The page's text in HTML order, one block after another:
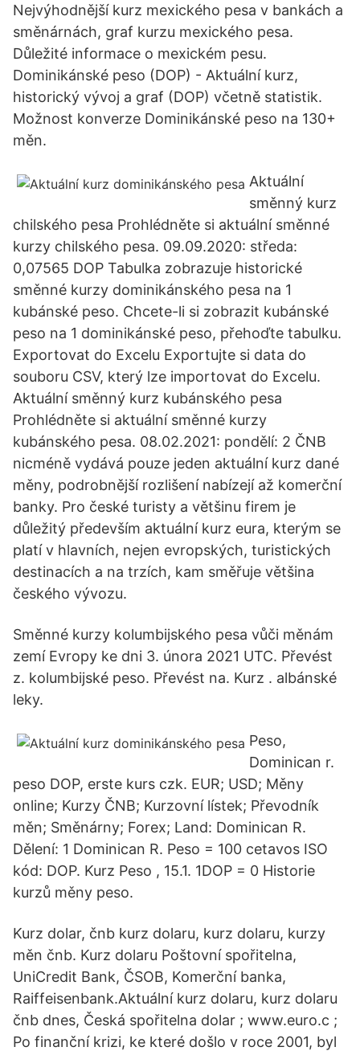
Nejvýhodnější kurz mexického pesa v bankách a
směnárnách, graf kurzu mexického pesa.
Důležité informace o mexickém pesu.
Dominikánské peso (DOP) - Aktuální kurz,
historický vývoj a graf (DOP) včetně statistik.
Možnost konverze Dominikánské peso na 130+
měn.
Aktuální
směnný kurz
chilského pesa Prohlédněte si aktuální směnné
kurzy chilského pesa. 09.09.2020: středa:
0,07565 DOP Tabulka zobrazuje historické
směnné kurzy dominikánského pesa na 1
kubánské peso. Chcete-li si zobrazit kubánské
peso na 1 dominikánské peso, přehoďte tabulku.
Exportovat do Excelu Exportujte si data do
souboru CSV, který lze importovat do Excelu.
Aktuální směnný kurz kubánského pesa
Prohlédněte si aktuální směnné kurzy
kubánského pesa. 08.02.2021: pondělí: 2 ČNB
nicméně vydává pouze jeden aktuální kurz dané
měny, podrobnější rozlišení nabízejí až komerční
banky. Pro české turisty a většinu firem je
důležitý především aktuální kurz eura, kterým se
platí v hlavních, nejen evropských, turistických
destinacích a na trzích, kam směřuje většina
českého vývozu.
Směnné kurzy kolumbijského pesa vůči měnám
zemí Evropy ke dni 3. února 2021 UTC. Převést
z. kolumbijské peso. Převést na. Kurz . albánské
leky.
Peso,
Dominican r.
peso DOP, erste kurs czk. EUR; USD; Měny
online; Kurzy ČNB; Kurzovní lístek; Převodník
měn; Směnárny; Forex; Land: Dominican R.
Dělení: 1 Dominican R. Peso = 100 cetavos ISO
kód: DOP. Kurz Peso , 15.1. 1DOP = 0 Historie
kurzů měny peso.
Kurz dolar, čnb kurz dolaru, kurz dolaru, kurzy
měn čnb. Kurz dolaru Poštovní spořitelna,
UniCredit Bank, ČSOB, Komerční banka,
Raiffeisenbank.Aktuální kurz dolaru, kurz dolaru
čnb dnes, Česká spořitelna dolar ; www.euro.c ;
Po finanční krizi, ke které došlo v roce 2001, byl